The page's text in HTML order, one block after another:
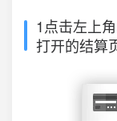
1点击左上
打开的结算